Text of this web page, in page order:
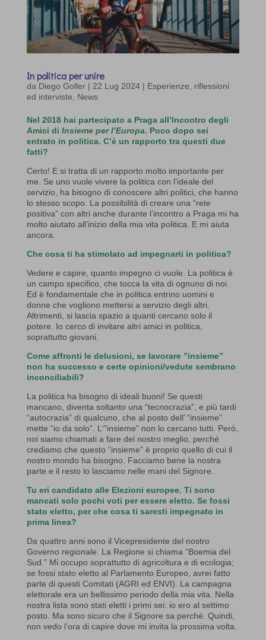
In politica per unire
da Diego Goller| 22 Lug 2024| Esperienze, riflessioni
ed interviste, News
Nel 2018 hai partecipato a Praga all’Incontro degli
Amici di Insieme per l’Europa. Poco dopo sei
entrato in politica. C’è un rapporto tra questi due
fatti?
Certo! E si tratta di un rapporto molto importante per
me. Se uno vuole vivere la politica con l’ideale del
servizio, ha bisogno di conoscere altri politici, che hanno
lo stesso scopo. La possibilità di creare una “rete
positiva” con altri anche durante l’incontro a Praga mi ha
molto aiutato all’inizio della mia vita politica. E mi aiuta
ancora.
Che cosa ti ha stimolato ad impegnarti in politica?
Vedere e capire, quanto impegno ci vuole. La politica è
un campo specifico, che tocca la vita di ognuno di noi.
Ed è fondamentale che in politica entrino uomini e
donne che vogliono mettersi a servizio degli altri.
Altrimenti, si lascia spazio a quanti cercano solo il
potere. Io cerco di invitare altri amici in politica,
soprattutto giovani.
Come affronti le delusioni, se lavorare ”insieme”
non ha successo e certe opinioni/vedute sembrano
inconciliabili?
La politica ha bisogno di ideali buoni! Se questi
mancano, diventa soltanto una “tecnocrazia”, e più tardi
“autocrazia” di qualcuno, che al posto dell’ “insieme”
mette “io da solo”. L‘”insieme” non lo cercano tutti. Però,
noi siamo chiamati a fare del nostro meglio, perché
crediamo che questo “insieme” è proprio quello di cui il
nostro mondo ha bisogno. Facciamo bene la nostra
parte e il resto lo lasciamo nelle mani del Signore.
Tu eri candidato alle Elezioni europee. Ti sono
mancati solo pochi voti per essere eletto. Se fossi
stato eletto, per che cosa ti saresti impegnato in
prima linea?
Da quattro anni sono il Vicepresidente del nostro
Governo regionale. La Regione si chiama “Boemia del
Sud.” Mi occupo soprattutto di agricoltura e di ecologia;
se fossi stato eletto al Parlamento Europeo, avrei fatto
parte di questi Comitati (AGRI ed ENVI). La campagna
elettorale era un bellissimo periodo della mia vita. Nella
nostra lista sono stati eletti i primi sei: io ero al settimo
posto. Ma sono sicuro che il Signore sa perché. Quindi,
non vedo l’ora di capire dove mi invita la prossima volta.